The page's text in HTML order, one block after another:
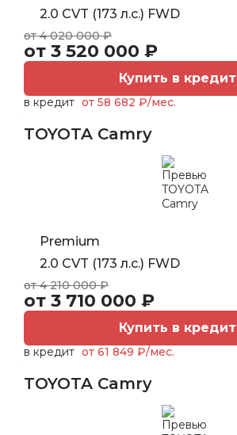
2.0 CVT (173 л.с.) FWD
от 4 020 000 ₽
от 3 520 000 ₽
Купить в кредит
в кредит от 58 682 ₽/мес.
TOYOTA Camry
Premium
2.0 CVT (173 л.с.) FWD
от 4 210 000 ₽
от 3 710 000 ₽
Купить в кредит
в кредит от 61 849 ₽/мес.
TOYOTA Camry